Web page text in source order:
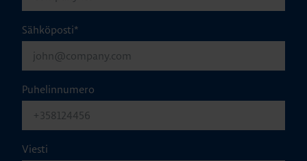
Sähköposti*
Puhelinnumero
Viesti